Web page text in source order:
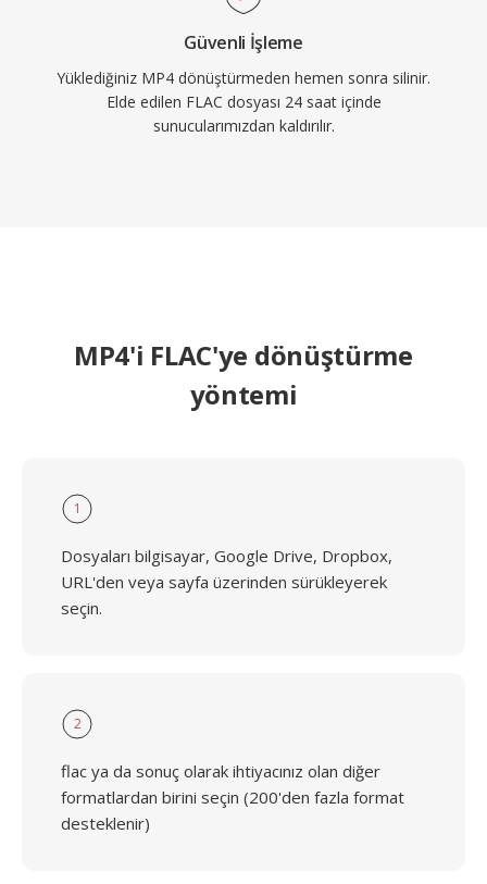
Güvenli İşleme
Yüklediğiniz MP4 dönüştürmeden hemen sonra silinir.
Elde edilen FLAC dosyası 24 saat içinde
sunucularımızdan kaldırılır.
MP4'i FLAC'ye dönüştürme
yöntemi
1
Dosyaları bilgisayar, Google Drive, Dropbox,
URL'den veya sayfa üzerinden sürükleyerek
seçin.
2
flac ya da sonuç olarak ihtiyacınız olan diğer
formatlardan birini seçin (200'den fazla format
desteklenir)